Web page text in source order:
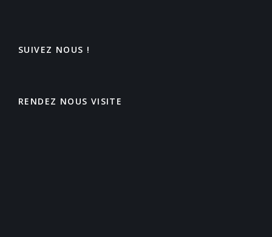
SUIVEZ NOUS !
RENDEZ NOUS VISITE